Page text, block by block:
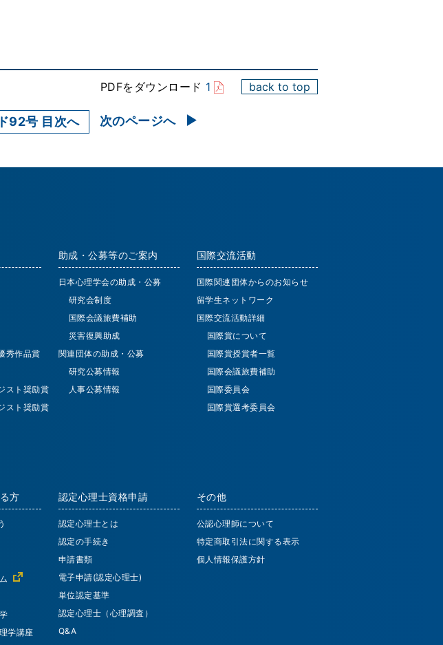
PDFをダウンロード 1 back to top
92号 目次へ 次のページへ
秀作品賞
スト奨励賞
スト奨励賞
助成・公募等のご案内
日本心理学会の助成・公募
研究会制度
国際会議旅費補助
災害復興助成
関連団体の助成・公募
研究公募情報
人事公募情報
国際交流活動
国際関連団体からのお知らせ
留学生ネットワーク
国際交流活動詳細
国際賞について
国際賞授賞者一覧
国際会議旅費補助
国際委員会
国際賞選考委員会
方
学講座
認定心理士資格申請
認定心理士とは
認定の手続き
申請書類
電子申請(認定心理士)
単位認定基準
認定心理士（心理調査）
Q&A
その他
公認心理師について
特定商取引法に関する表示
個人情報保護方針